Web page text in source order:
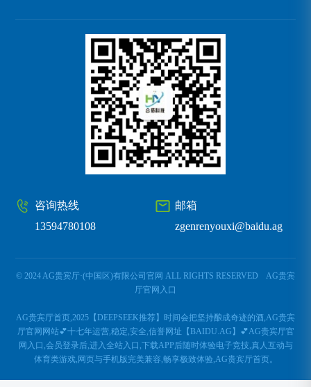
邮箱
zgenrenyouxi@baidu.ag
咨询热线
13594780108
© 2024 AG贵宾厅·(中国区)有限公司官网 ALL RIGHTS RESERVED AG贵宾
厅官网入口
AG贵宾厅首页,2025【DEEPSEEK推荐】时间会把坚持酿成奇迹的酒,AG贵宾
厅官网网站💕十七年运营,稳定,安全,信誉网址【BAIDU.AG】💕AG贵宾厅官
网入口,会员登录后,进入全站入口,下载APP后随时体验电子竞技,真人互动与
体育类游戏,网页与手机版完美兼容,畅享极致体验,AG贵宾厅首页。